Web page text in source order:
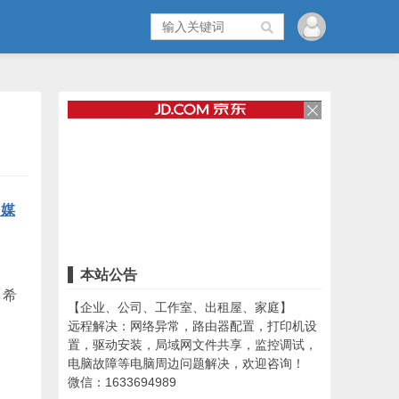
希
本站公告
【企业、公司、工作室、出租屋、家庭】
远程解决：网络异常，路由器配置，打印机设
置，驱动安装，局域网文件共享，监控调试，
电脑故障等电脑周边问题解决，欢迎咨询！
微信：1633694989